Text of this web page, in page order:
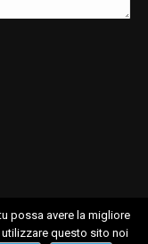
possa avere la migliore
questo sito noi